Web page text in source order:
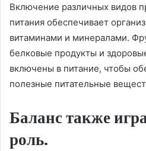
Включение различных видов
питания обеспечивает
витаминами и минералами.
белковые продукты и
включены в питание, чтобы
полезные питательные
Баланс также
роль.